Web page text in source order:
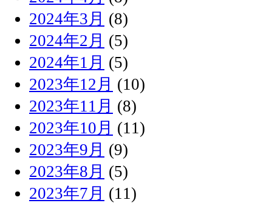
2024年3月 (8)
2024年2月 (5)
2024年1月 (5)
2023年12月 (10)
2023年11月 (8)
2023年10月 (11)
2023年9月 (9)
2023年8月 (5)
2023年7月 (11)